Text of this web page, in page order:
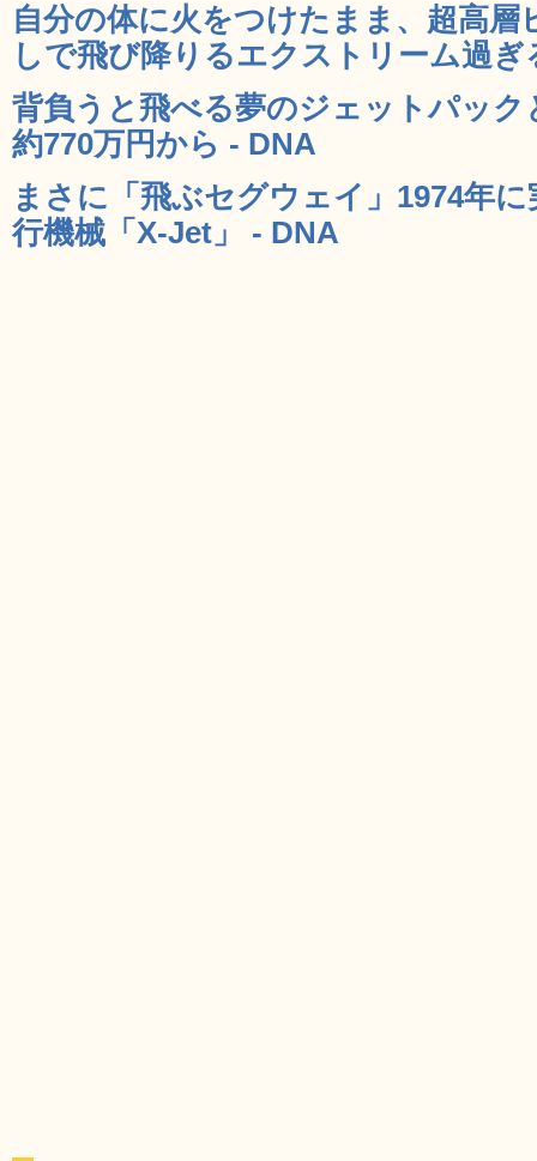
自分の体に火をつけたまま、超高
しで飛び降りるエクストリーム過
背負うと飛べる夢のジェットパッ
約770万円から - DNA
まさに「飛ぶセグウェイ」1974年
行機械「X-Jet」 - DNA